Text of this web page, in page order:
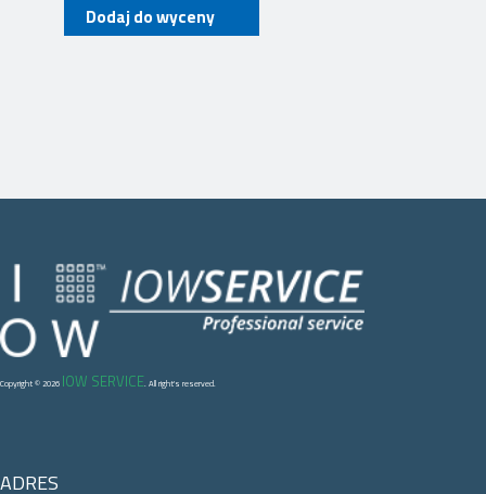
Dodaj do wyceny
Copyright © 2026 IOW SERVICE. All right's reserved.
ADRES